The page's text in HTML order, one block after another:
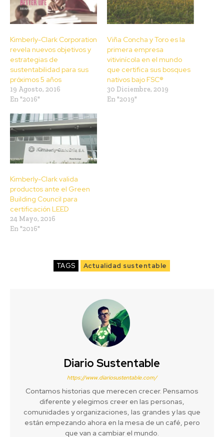
Kimberly-Clark Corporation
revela nuevos objetivos y
estrategias de
sustentabilidad para sus
próximos 5 años
19 Agosto, 2016
En "2016"
Viña Concha y Toro es la
primera empresa
vitivinícola en el mundo
que certifica sus bosques
nativos bajo FSC®
30 Diciembre, 2019
En "2019"
Kimberly-Clark valida
productos ante el Green
Building Council para
certificación LEED
24 Mayo, 2016
En "2016"
TAGS Actualidad sustentable
Diario Sustentable
https://www.diariosustentable.com/
Contamos historias que merecen crecer. Pensamos
diferente y elegimos creer en las personas,
comunidades y organizaciones, las grandes y las que
están empezando ahora en la mesa de un café, pero
que van a cambiar el mundo.